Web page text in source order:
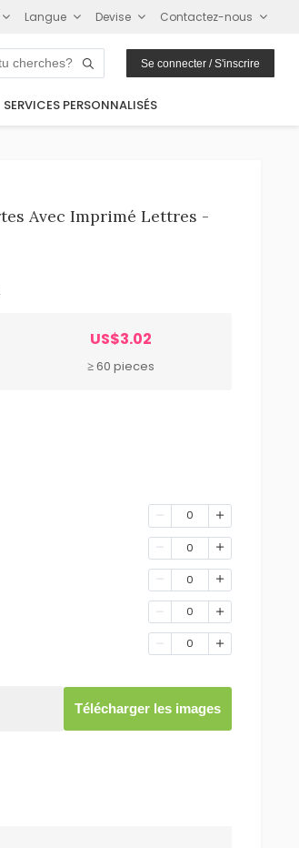
Langue Devise Contactez-nous
Se connecter / S'inscrire
SERVICES PERSONNALISÉS
Avec Imprimé Lettres -
US$3.02
≥ 60 pieces
0
0
0
0
0
Télécharger les images